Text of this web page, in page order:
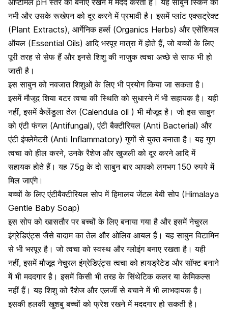
ऑप्टीमल pH स्तर को बनाए रखने में मदद करता है। यह साबुनस्किन को
नमी और उसके रूखेपन को दूर करनेमें प्रभावी है। इसमें प्लांट एक्सट्रेक्ट
(Plant Extracts), आर्गेनिक हर्ब्स (Organics Herbs) और एसेंशियल
ऑयल (Essential Oils) आदि भरपूर मात्रा में होते हैं, जो बच्चों के लिए
पूरी तरह से सेफ हैं और इनसे शिशु की नाजुक त्वचा अच्छे से साफ भी हो
जाती है।
इस साबुन को नवजात शिशुओं के लिए भी प्रयोग किया जा सकता है।
इसमें मौजूद शिया बटर त्वचा की स्थिति को सुधारने में भी सहायक है। यही
नहीं, इसमें कैलेंडुला तेल (Calendula oil ) भी मौजूद है। जो इस साबुन
को एंटी फंगल (Antifungal), एंटी बैक्टीरियल (Anti Bacterial) और
एंटी इंफ्लेमेटरी (Anti Inflammatory) गुणों से युक्त बनाता है। यह गुण
त्वचा को हील करने, उनके रैशेज और खुजली को दूर करने आदि में
सहायक होते हैं। यह 75g के दो साबुन बार आपको लगभग 150 रुपये में
मिल जाएंगे।
बच्चों के लिए एंटीबैक्टीरियल सोप में हिमालय जेंटल बेबी सोप (Himalaya
Gentle Baby Soap)
इस सोप को खासतौर पर बच्चों के लिए बनाया गया है और इसमें नेचुरल
इंग्रेडिएंट्स जैसेबादाम का तेल और ओलिव आयल हैं। यह साबुन विटामिन
से भी भरपूर है। जो त्वचा को स्वस्थ और ग्लोइंग बनाए रखता है। यही
नहीं, इसमें मौजूद नेचुरल इंग्रेडिएंट्स त्वचा को हायड्रेटेड और सॉफ्ट बनाने
में भी मददगार है। इसमें किसी भी तरह के सिंथेटिक कलर या केमिकल्स
नहीं हैं। यह शिशु को रैशेज औरएलर्जी से बचाने में भी लाभदायकहै।
इसकी हलकी खुशबु बच्चों को फ्रेश रखने में मददगार हो सकती है।